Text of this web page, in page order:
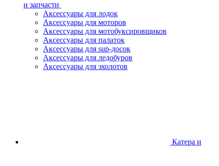
и запчасти
Аксессуары для лодок
Аксессуары для моторов
Аксессуары для мотобуксировщиков
Аксессуары для палаток
Аксессуары для sup-досок
Аксессуары для ледобуров
Аксессуары для эхолотов
Катера и